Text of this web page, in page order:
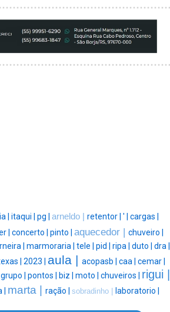
| itaqui | pg | arneldo | retentor | ' | cargas |
| concerto | pinto | aquecedor | chuveiro |
| marmoraria | tele | pid | ripa | duto | dra |
| 2023 | aula | acopasb | caa | cemar |
grupo | pontos | biz | moto | chuveiros | rigui |
marta | ração | sobradinho | laboratorio |